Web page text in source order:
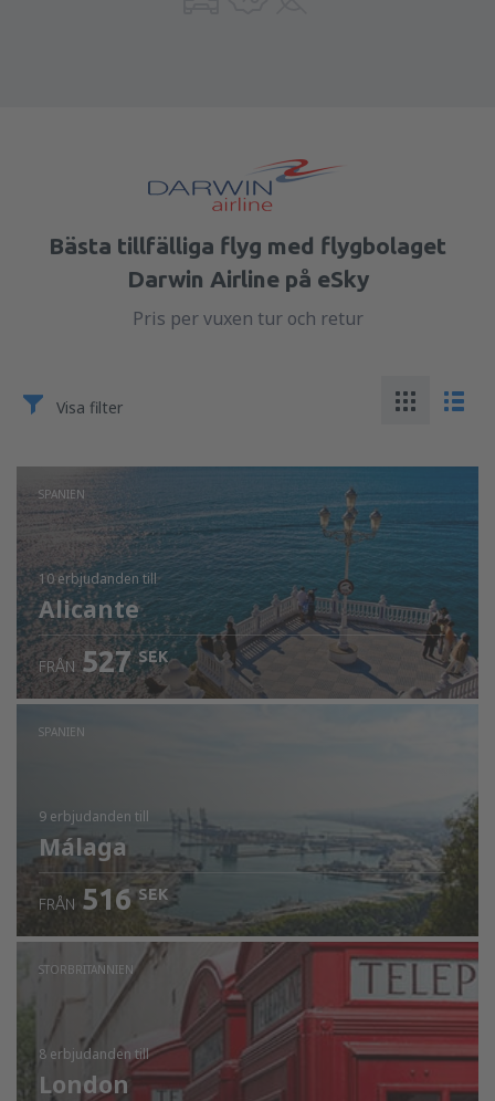
Bästa tillfälliga flyg med flygbolaget
Darwin Airline på eSky
Pris per vuxen tur och retur
Visa filter
SPANIEN
10 erbjudanden till
Alicante
FRÅN 527 SEK
SPANIEN
9 erbjudanden till
Málaga
FRÅN 516 SEK
STORBRITANNIEN
8 erbjudanden till
London